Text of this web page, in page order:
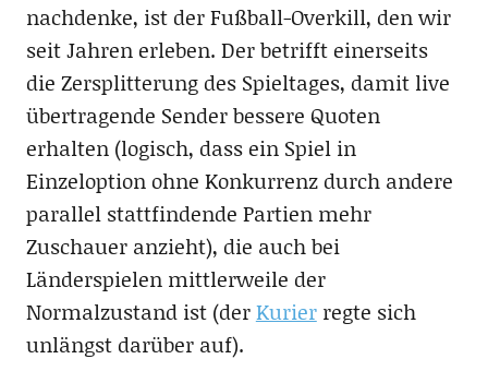
nachdenke, ist der Fußball-Overkill, den wir
seit Jahren erleben. Der betrifft einerseits
die Zersplitterung des Spieltages, damit live
übertragende Sender bessere Quoten
erhalten (logisch, dass ein Spiel in
Einzeloption ohne Konkurrenz durch andere
parallel stattfindende Partien mehr
Zuschauer anzieht), die auch bei
Länderspielen mittlerweile der
Normalzustand ist (derKurierregte sich
unlängst darüber auf).